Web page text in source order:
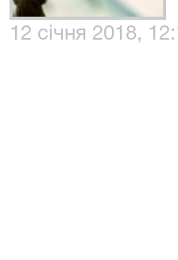
12 січня 2018,